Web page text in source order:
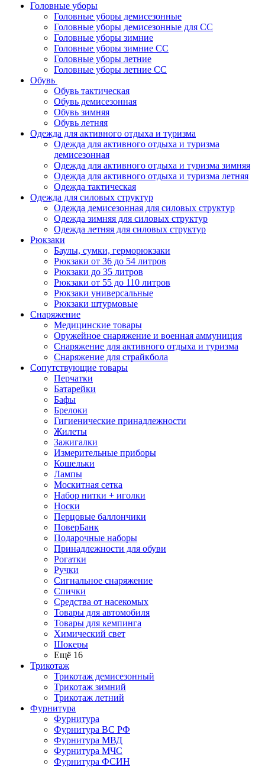
Головные уборы
Головные уборы демисезонные
Головные уборы демисезонные для СС
Головные уборы зимние
Головные уборы зимние СС
Головные уборы летние
Головные уборы летние СС
Обувь
Обувь тактическая
Обувь демисезонная
Обувь зимняя
Обувь летняя
Одежда для активного отдыха и туризма
Одежда для активного отдыха и туризма
демисезонная
Одежда для активного отдыха и туризма зимняя
Одежда для активного отдыха и туризма летняя
Одежда тактическая
Одежда для силовых структур
Одежда демисезонная для силовых структур
Одежда зимняя для силовых структур
Одежда летняя для силовых структур
Рюкзаки
Баулы, сумки, герморюкзаки
Рюкзаки от 36 до 54 литров
Рюкзаки до 35 литров
Рюкзаки от 55 до 110 литров
Рюкзаки универсальные
Рюкзаки штурмовые
Снаряжение
Медицинские товары
Оружейное снаряжение и военная аммуниция
Снаряжение для активного отдыха и туризма
Снаряжение для страйкбола
Сопутствующие товары
Перчатки
Батарейки
Бафы
Брелоки
Гигиенические принадлежности
Жилеты
Зажигалки
Измерительные приборы
Кошельки
Лампы
Москитная сетка
Набор нитки + иголки
Носки
Перцовые баллончики
ПоверБанк
Подарочные наборы
Принадлежности для обуви
Рогатки
Ручки
Сигнальное снаряжение
Спички
Средства от насекомых
Товары для автомобиля
Товары для кемпинга
Химический свет
Шокеры
Ещё 16
Трикотаж
Трикотаж демисезонный
Трикотаж зимний
Трикотаж летний
Фурнитура
Фурнитура
Фурнитура ВС РФ
Фурнитура МВД
Фурнитура МЧС
Фурнитура ФСИН